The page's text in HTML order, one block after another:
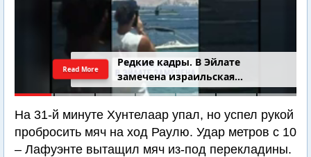
4-летний Юваль Коган найден
добровольцами
Read More
На 31-й минуте Хунтелаар упал, но успел рукой
пробросить мяч на ход Раулю. Удар метров с 10
– Лафуэнте вытащил мяч из-под перекладины.